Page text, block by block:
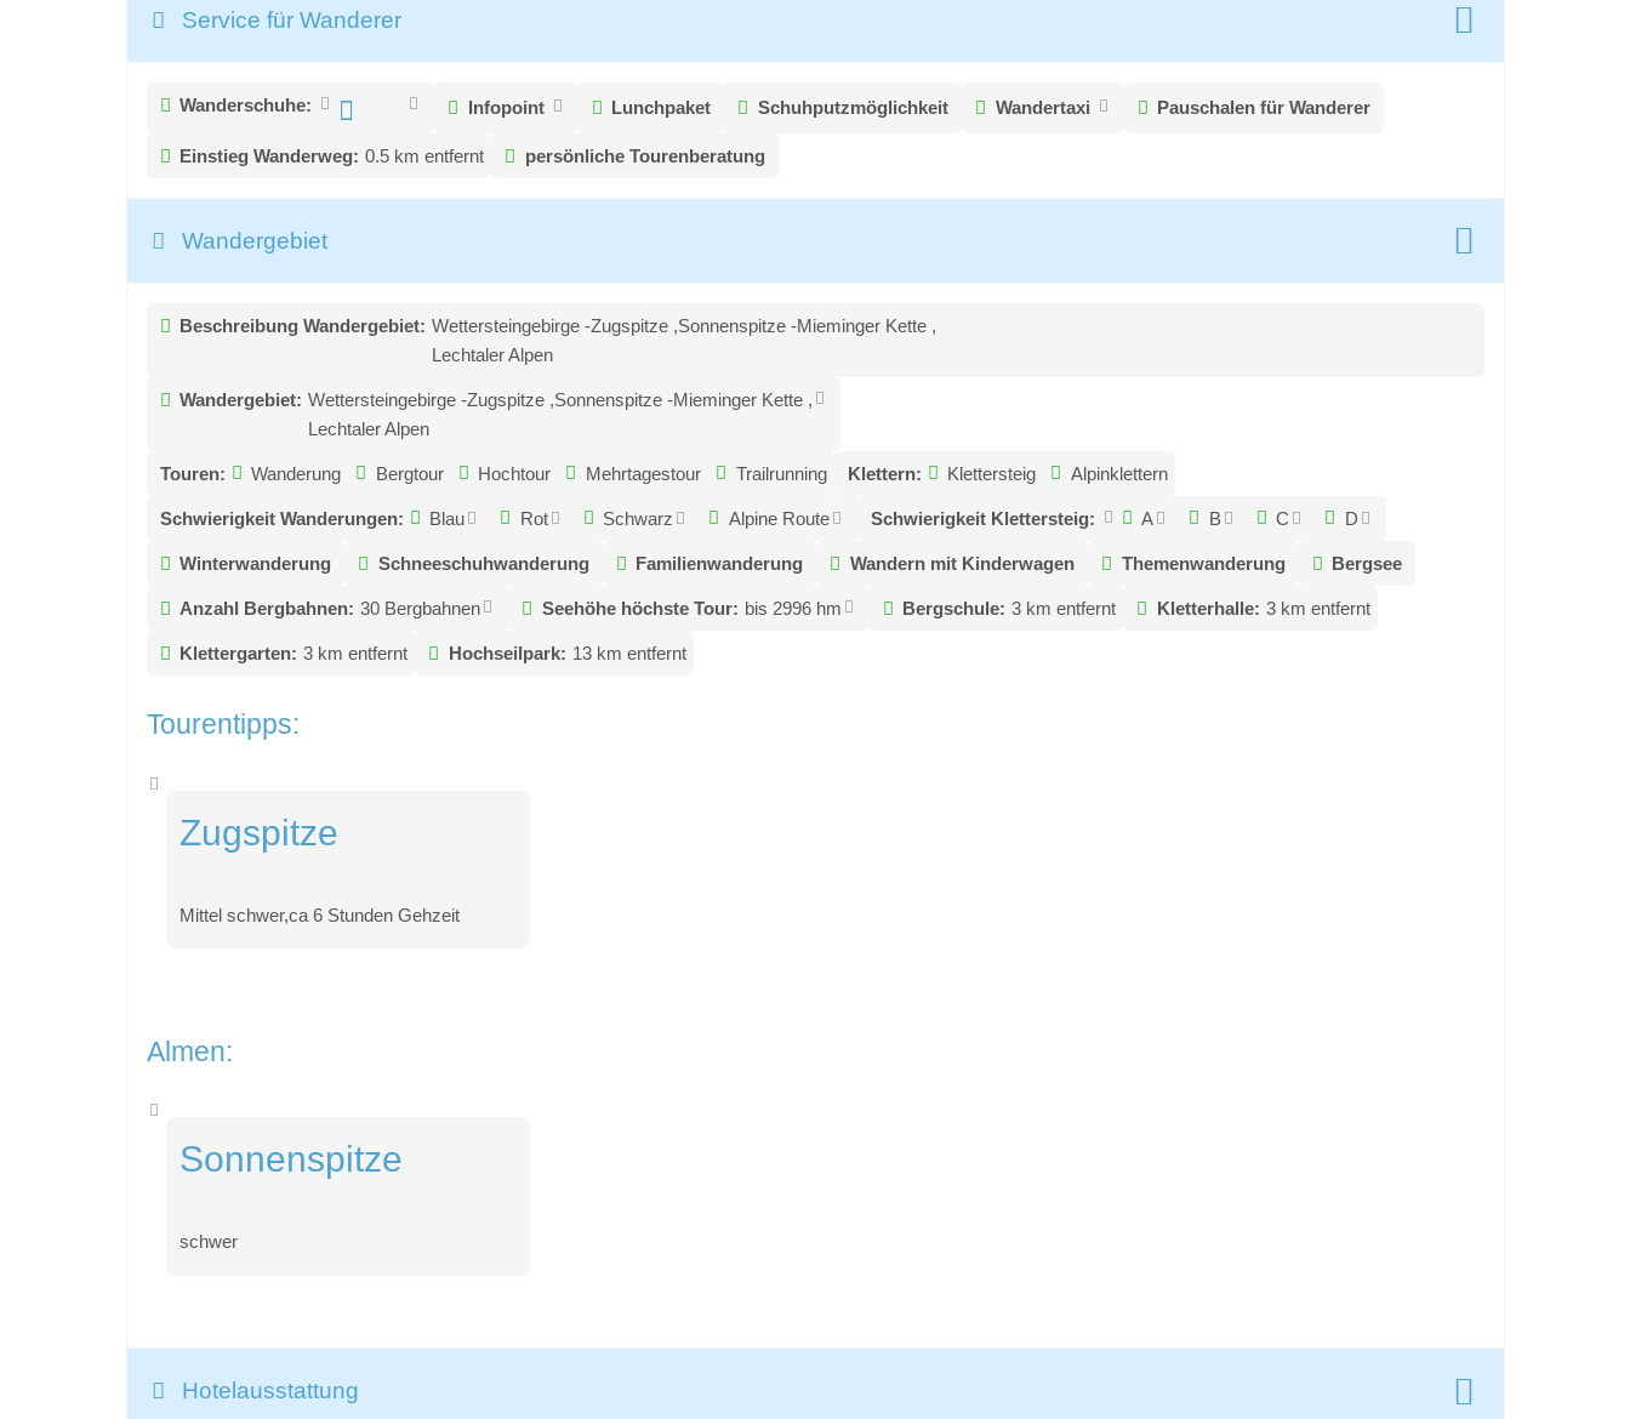
Service für Wanderer
Wanderschuhe: Infopoint Lunchpaket Schuhputzmöglichkeit Wandertaxi Pauschalen für Wanderer
Einstieg Wanderweg: 0.5 km entfernt persönliche Tourenberatung
Wandergebiet
Beschreibung Wandergebiet: Wettersteingebirge -Zugspitze ,Sonnenspitze -Mieminger Kette ,
Lechtaler Alpen
Wandergebiet: Wettersteingebirge -Zugspitze ,Sonnenspitze -Mieminger Kette ,
Lechtaler Alpen
Touren: Wanderung Bergtour Hochtour Mehrtagestour Trailrunning Klettern: Klettersteig Alpinklettern
Schwierigkeit Wanderungen: Blau Rot Schwarz Alpine Route Schwierigkeit Klettersteig: A B C D
Winterwanderung Schneeschuhwanderung Familienwanderung Wandern mit Kinderwagen Themenwanderung Bergsee
Anzahl Bergbahnen: 30 Bergbahnen Seehöhe höchste Tour: bis 2996 hm Bergschule: 3 km entfernt Kletterhalle: 3 km entfernt
Klettergarten: 3 km entfernt Hochseilpark: 13 km entfernt
Tourentipps:
Zugspitze
Mittel schwer,ca 6 Stunden Gehzeit
Almen:
Sonnenspitze
schwer
Hotelausstattung